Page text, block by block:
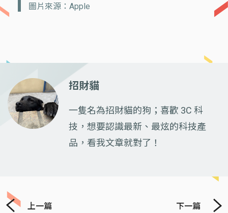
圖片來源：Apple
招財貓
一隻名為招財貓的狗；喜歡 3C 科
技，想要認識最新、最炫的科技產
品，看我文章就對了！
上一篇 下一篇